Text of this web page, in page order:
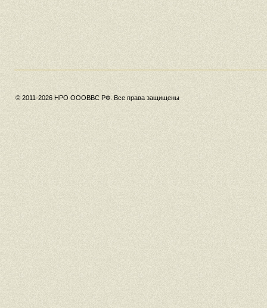
© 2011-2026 НРО ОООВВС РФ. Все права защищены